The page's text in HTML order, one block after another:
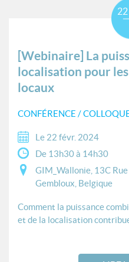
[Webinaire] La
localisation pour
locaux
CONFÉRENCE /
22
Le 22 févr. 2024
De 13h30 à 14h30
GIM_Wallonie, 13C
Gembloux, Belgique
Comment la puissance
et de la localisation contribue